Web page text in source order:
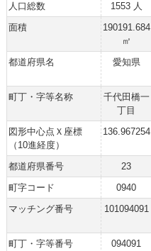
人口総数
1553 人
面積
190191.684
㎡
都道府県名 愛知県
町丁・字等名称
千代田橋一
丁目
図形中心点Ｘ座標
（10進経度）
136.967254
都道府県番号 23
町字コード
0940
マッチング番号
101094091
町丁・字等番号 094091